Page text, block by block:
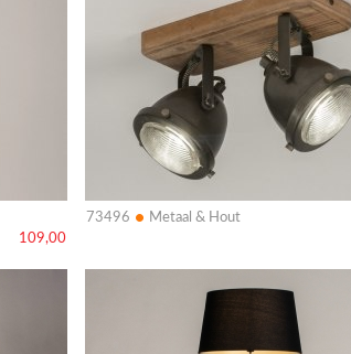
109,00
73496 • Metaal & Hout